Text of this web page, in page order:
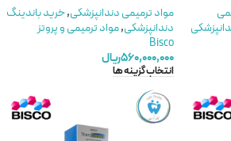
مواد ترمیمی دندانپزشکی,خرید باندینگ
دندانپزشکی,مواد ترمیمی و پروتز
Bisco
۵۶۰,۰۰۰,۰۰۰ریال
انتخاب گزینه ها